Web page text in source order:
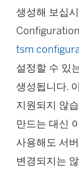
생성해 보십
tsm
설정할 수 있
생성됩니다.
지원되지 않
만드는 대신
사용해도 서
변경되지는